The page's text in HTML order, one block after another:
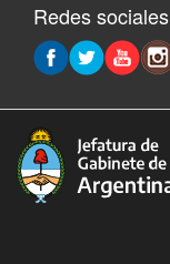
Redes sociales